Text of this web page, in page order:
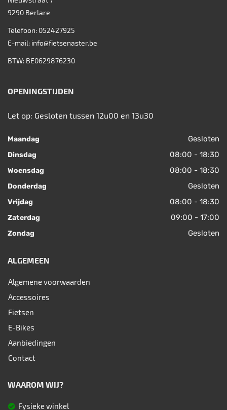
9290 Berlare
Telefoon: 052427925
E-mail: info@fietsenaster.be
BTW: BE0629876230
OPENINGSTIJDEN
Let op: Gesloten tussen 12u00 en 13u30
Maandag Gesloten
Dinsdag 08:00 - 18:30
Woensdag 08:00 - 18:30
Donderdag Gesloten
Vrijdag 08:00 - 18:30
Zaterdag 09:00 - 17:00
Zondag Gesloten
ALGEMEEN
Algemene voorwaarden
Accessoires
Fietsen
E-Bikes
Aanbiedingen
Contact
WAAROM WIJ?
Fysieke winkel